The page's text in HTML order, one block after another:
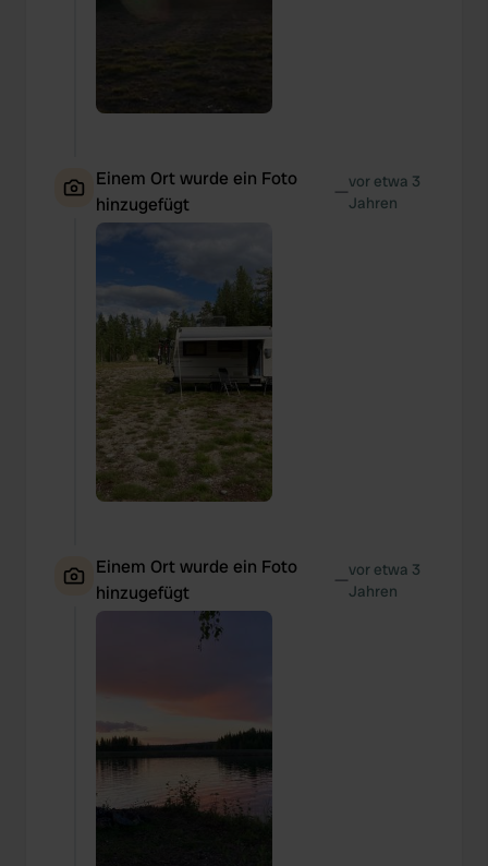
Einem Ort wurde ein Foto
hinzugefügt
—vor etwa 3
Jahren
Einem Ort wurde ein Foto
hinzugefügt
—vor etwa 3
Jahren